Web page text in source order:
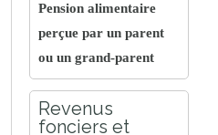
Pension alimentaire
perçue par un parent
ou un grand-parent
Revenus
fonciers et